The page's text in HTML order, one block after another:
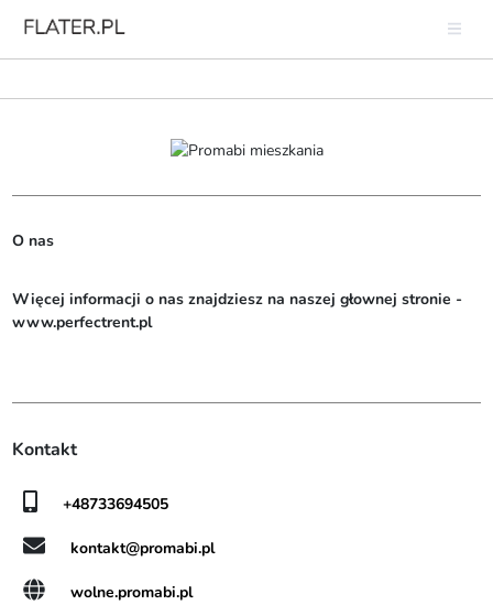
O nas
Więcej informacji o nas znajdziesz na naszej głownej stronie -
www.perfectrent.pl
Kontakt
+48733694505
kontakt@promabi.pl
wolne.promabi.pl